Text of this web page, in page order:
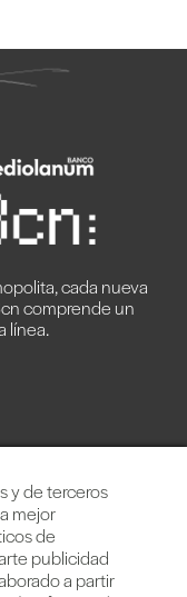
cada nueva
comprende un
línea.
y de terceros
mejor
de
publicidad
a partir